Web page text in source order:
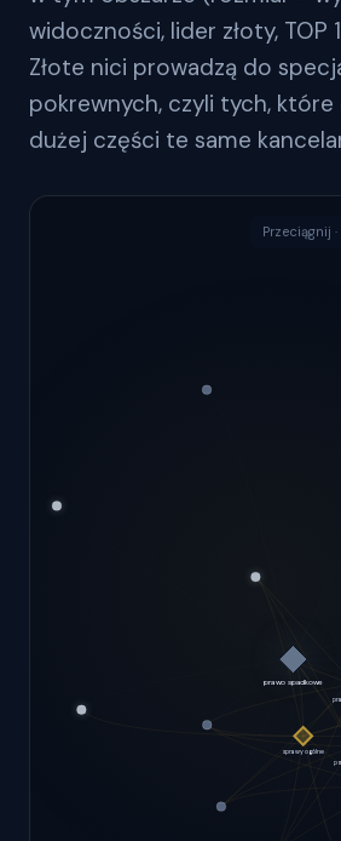
widoczności, lider złoty, TOP
Złote nici prowadzą do
pokrewnych, czyli tych, które
dużej części te same
Przeciągnij